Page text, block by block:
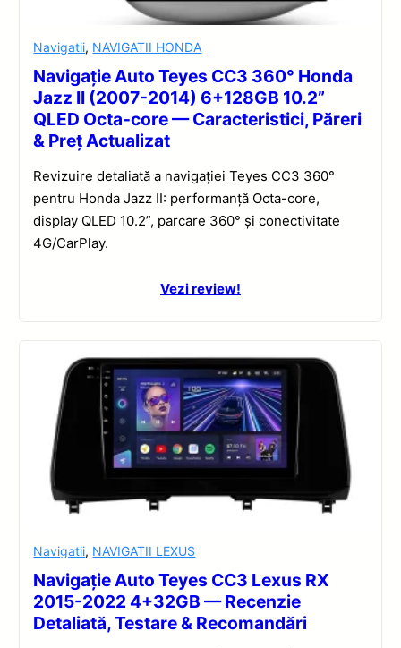
Navigatii, NAVIGATII HONDA
Navigație Auto Teyes CC3 360° Honda
Jazz II (2007-2014) 6+128GB 10.2”
QLED Octa-core — Caracteristici, Păreri
& Preț Actualizat
Revizuire detaliată a navigației Teyes CC3 360°
pentru Honda Jazz II: performanță Octa-core,
display QLED 10.2”, parcare 360° și conectivitate
4G/CarPlay.
Vezi review!
Navigatii, NAVIGATII LEXUS
Navigație Auto Teyes CC3 Lexus RX
2015-2022 4+32GB — Recenzie
Detaliată, Testare & Recomandări